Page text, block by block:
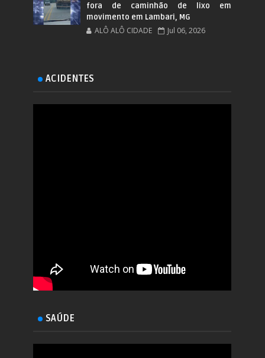
fora de caminhão de lixo em
movimento em Lambari, MG
ALÔ ALÔ CIDADE Jul 06, 2026
ACIDENTES
SAÚDE